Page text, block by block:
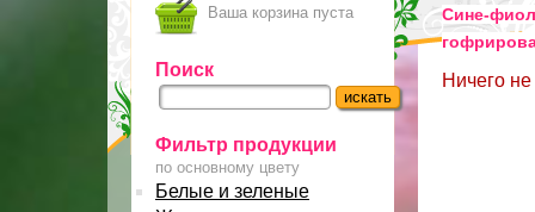
Ваша корзина пуста
Поиск
Фильтр продукции
по основному цвету
Белые и зеленые
Сине-
Ничего